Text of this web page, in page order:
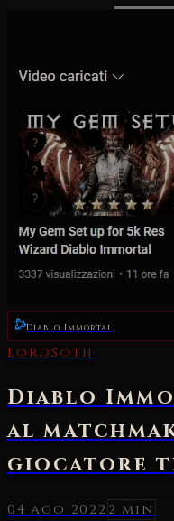
Diablo Immortal
LordSoth
Diablo
al
giocatore
04 ago 20222 min